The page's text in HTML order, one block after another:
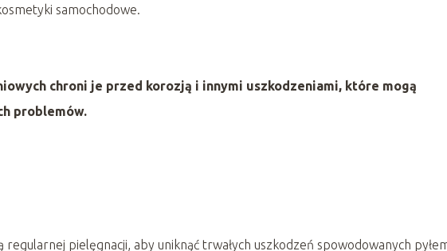
samochodowe.
chroni je przed korozją i innymi uszkodzeniami, które mogą
problemów.
regularnej pielęgnacji, aby uniknąć trwałych uszkodzeń spowodowanych